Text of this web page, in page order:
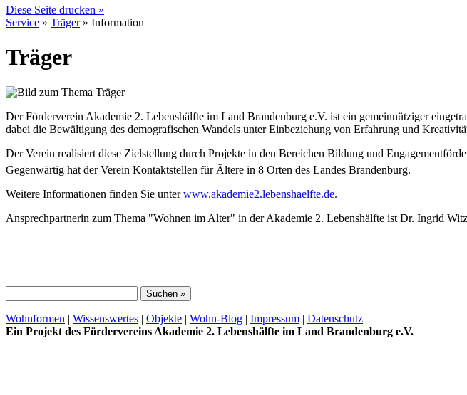
Diese Seite drucken »
Service » Träger» Information
Träger
Der Förderverein Akademie 2. Lebenshälfte im Land Brandenburg e.V. ist ein gemeinnütziger
dabei die Bewältigung des demografischen Wandels unter Einbeziehung von Erfahrung und
Der Verein realisiert diese Zielstellung durch Projekte in den Bereichen Bildung und
Gegenwärtig hat der Verein Kontaktstellen für Ältere in 8 Orten des Landes Brandenburg.
Weitere Informationen finden Sie unterwww.akademie2.lebenshaelfte.de.
Ansprechpartnerin zum Thema "Wohnen im Alter" in der Akademie 2. Lebenshälfte ist Dr. Ingrid
Wohnformen | Wissenswertes | Objekte | Wohn-Blog | Impressum | Datenschutz
Ein Projekt des Fördervereins Akademie 2. Lebenshälfte im Land Brandenburg e.V.